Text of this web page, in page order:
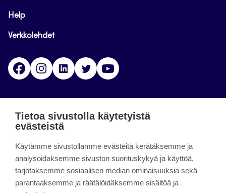
Help
Verkkolehdet
FacebookInstagramLinkedinTwitter
päättynyt 11.9.2023.
About the site
Tietoa sivustolla käytetyistä
evästeistä
Käytämme sivustollamme evästeitä kerätäksemme ja
analysoidaksemme sivuston suorituskykyä ja käyttöä,
tarjotaksemme sosiaalisen median ominaisuuksia sekä
parantaaksemme ja räätälöidäksemme sisältöä ja